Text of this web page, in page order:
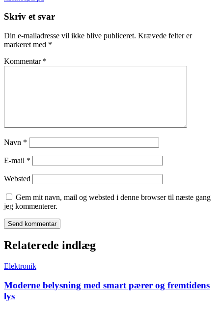
Skriv et svar
Din e-mailadresse vil ikke blive publiceret. Krævede felter er
markeret med *
Kommentar *
Navn *
E-mail *
Websted
Gem mit navn, mail og websted i denne browser til næste gang
jeg kommenterer.
Relaterede indlæg
Elektronik
Moderne belysning med smart pærer og fremtidens
lys